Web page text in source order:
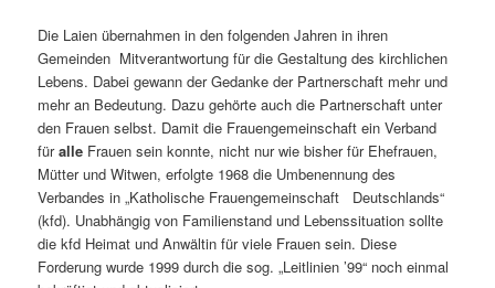
Die Laien übernahmen in den folgenden Jahren in ihren
Gemeinden Mitverantwortung für die Gestaltung des kirchlichen
Lebens. Dabei gewann der Gedanke der Partnerschaft mehr und
mehr an Bedeutung. Dazu gehörte auch die Partnerschaft unter
den Frauen selbst. Damit die Frauengemeinschaft ein Verband
füralle Frauen sein konnte, nicht nur wie bisher für Ehefrauen,
Mütter und Witwen, erfolgte 1968 die Umbenennung des
Verbandes in „Katholische Frauengemeinschaft Deutschlands“
(kfd). Unabhängig von Familienstand und Lebenssituation sollte
die kfd Heimat und Anwältin für viele Frauen sein. Diese
Forderung wurde 1999 durch die sog. „Leitlinien ’99“ noch einmal